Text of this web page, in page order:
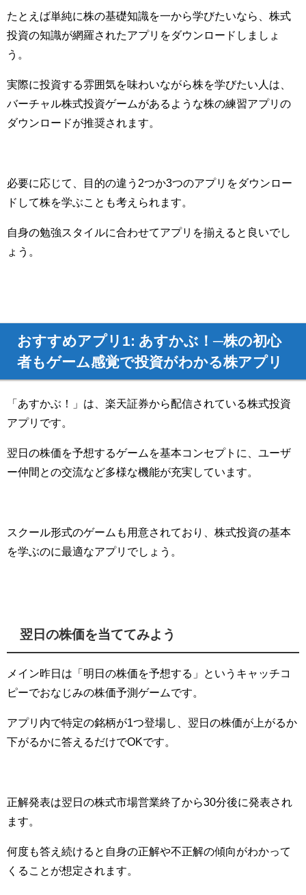
たとえば単純に株の基礎知識を一から学びたいなら、株式
投資の知識が網羅されたアプリをダウンロードしましょ
う。
実際に投資する雰囲気を味わいながら株を学びたい人は、
バーチャル株式投資ゲームがあるような株の練習アプリの
ダウンロードが推奨されます。
必要に応じて、目的の違う2つか3つのアプリをダウンロー
ドして株を学ぶことも考えられます。
自身の勉強スタイルに合わせてアプリを揃えると良いでし
ょう。
おすすめアプリ1: あすかぶ！─株の初心
者もゲーム感覚で投資がわかる株アプリ
「あすかぶ！」は、楽天証券から配信されている株式投資
アプリです。
翌日の株価を予想するゲームを基本コンセプトに、ユーザ
ー仲間との交流など多様な機能が充実しています。
スクール形式のゲームも用意されており、株式投資の基本
を学ぶのに最適なアプリでしょう。
翌日の株価を当ててみよう
メイン昨日は「明日の株価を予想する」というキャッチコ
ピーでおなじみの株価予測ゲームです。
アプリ内で特定の銘柄が1つ登場し、翌日の株価が上がるか
下がるかに答えるだけでOKです。
正解発表は翌日の株式市場営業終了から30分後に発表され
ます。
何度も答え続けると自身の正解や不正解の傾向がわかって
くることが想定されます。